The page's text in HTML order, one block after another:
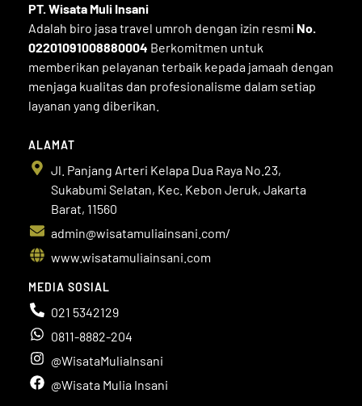
PT. Wisata Muli Insani
Adalah biro jasa travel umroh dengan izin resmi No.
02201091008880004 Berkomitmen untuk
memberikan pelayanan terbaik kepada jamaah dengan
menjaga kualitas dan profesionalisme dalam setiap
layanan yang diberikan.
ALAMAT
Jl. Panjang Arteri Kelapa Dua Raya No.23,
Sukabumi Selatan, Kec. Kebon Jeruk, Jakarta
Barat, 11560
admin@wisatamuliainsani.com/
www.wisatamuliainsani.com
MEDIA SOSIAL
021 5342129
0811-8882-204
@WisataMuliaInsani
@Wisata Mulia Insani